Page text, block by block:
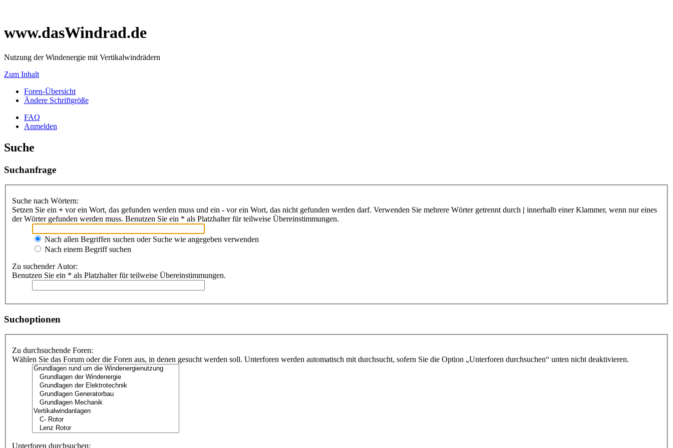
www.dasWindrad.de
Nutzung der Windenergie mit Vertikalwindrädern
Zum Inhalt
Foren-Übersicht
Ändere Schriftgröße
FAQ
Anmelden
Suche
Suchanfrage
Suche nach Wörtern:
Setzen Sie ein + vor ein Wort, das gefunden werden muss und ein - vor ein Wort, das nicht gefunden werden darf. Verwenden Sie mehrere Wörter getrennt durch | innerhalb einer Klammer, wenn nur eines
der Wörter gefunden werden muss. Benutzen Sie ein * als Platzhalter für teilweise Übereinstimmungen.
Nach allen Begriffen suchen oder Suche wie angegeben verwenden
Nach einem Begriff suchen
Zu suchender Autor:
Benutzen Sie ein * als Platzhalter für teilweise Übereinstimmungen.
Suchoptionen
Zu durchsuchende Foren:
Wählen Sie das Forum oder die Foren aus, in denen gesucht werden soll. Unterforen werden automatisch mit durchsucht, sofern Sie die Option „Unterforen durchsuchen“ unten nicht deaktivieren.
Unterforen durchsuchen: